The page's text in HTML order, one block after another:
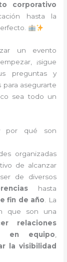
corporativo
hasta la
un evento
¡sigue
preguntas y
asegurarte
sea todo un
por qué son
organizadas
de alcanzar
de diversos
hasta
fin de año . La
que son una
relaciones
en equipo
la visibilidad